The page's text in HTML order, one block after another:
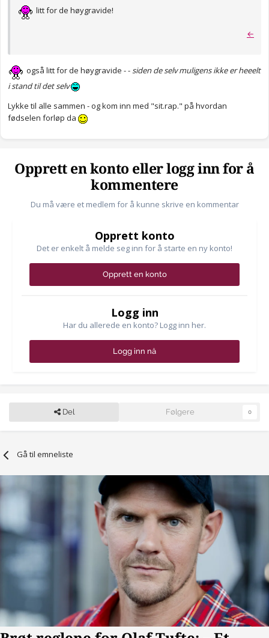
litt for de høygravide!
←
også litt for de høygravide - -siden de selv muligens ikke er heeelt
i stand til det selv
Lykke til alle sammen - og kom inn med "sit.rap." på hvordan
fødselen forløp da
Opprett en konto eller logg inn for å
kommentere
Du må være et medlem for å kunne skrive en kommentar
Opprett konto
Det er enkelt å melde seg inn for å starte en ny konto!
Opprett en konto
Logg inn
Har du allerede en konto? Logg inn her.
Logg inn nå
Del Følgere 0
Gå til emneliste